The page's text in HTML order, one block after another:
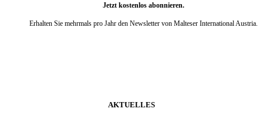
Jetzt kostenlos abonnieren.
Erhalten Sie mehrmals pro Jahr den Newsletter von Malteser International Austria.
AKTUELLES